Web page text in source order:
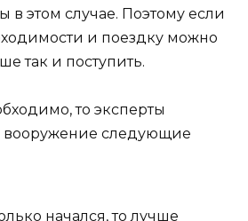
в этом случае. Поэтому если
и поездку можно
так и поступить.
то эксперты
вооружение следующие
начался, то лучше